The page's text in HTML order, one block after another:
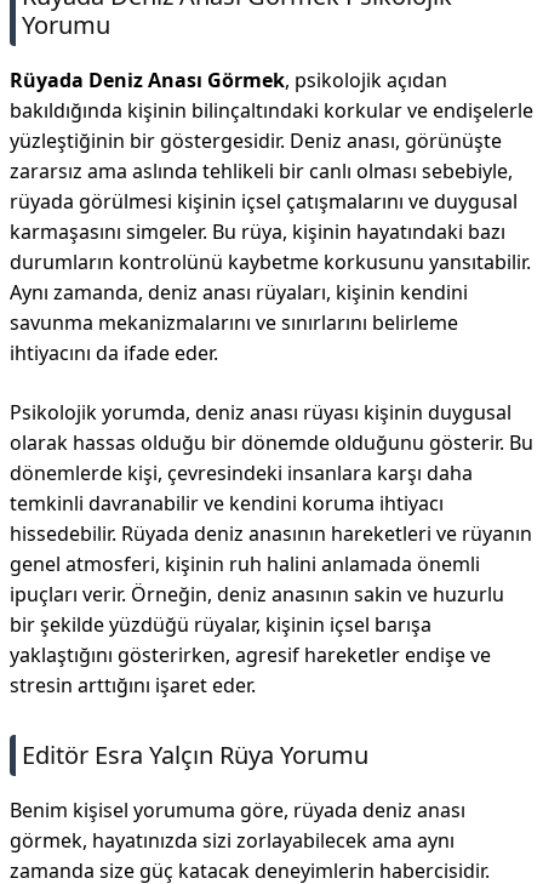
Yorumu
Rüyada Deniz Anası Görmek, psikolojik açıdan
bakıldığında kişinin bilinçaltındaki korkular ve endişelerle
yüzleştiğinin bir göstergesidir. Deniz anası, görünüşte
zararsız ama aslında tehlikeli bir canlı olması sebebiyle,
rüyada görülmesi kişinin içsel çatışmalarını ve duygusal
karmaşasını simgeler. Bu rüya, kişinin hayatındaki bazı
durumların kontrolünü kaybetme korkusunu yansıtabilir.
Aynı zamanda, deniz anası rüyaları, kişinin kendini
savunma mekanizmalarını ve sınırlarını belirleme
ihtiyacını da ifade eder.
Psikolojik yorumda, deniz anası rüyası kişinin duygusal
olarak hassas olduğu bir dönemde olduğunu gösterir. Bu
dönemlerde kişi, çevresindeki insanlara karşı daha
temkinli davranabilir ve kendini koruma ihtiyacı
hissedebilir. Rüyada deniz anasının hareketleri ve rüyanın
genel atmosferi, kişinin ruh halini anlamada önemli
ipuçları verir. Örneğin, deniz anasının sakin ve huzurlu
bir şekilde yüzdüğü rüyalar, kişinin içsel barışa
yaklaştığını gösterirken, agresif hareketler endişe ve
stresin arttığını işaret eder.
Editör Esra Yalçın Rüya Yorumu
Benim kişisel yorumuma göre, rüyada deniz anası
görmek, hayatınızda sizi zorlayabilecek ama aynı
zamanda size güç katacak deneyimlerin habercisidir.